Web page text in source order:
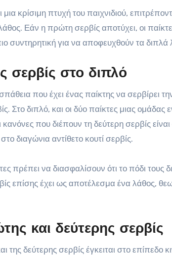
μια κρίσιμη πτυχή του παιχνιδιού,
Εάν η πρώτη σερβίς αποτύχει, οι
συντηρητική για να αποφευχθούν τα διπλά
σερβίς στο διπλό
που έχει ένας παίκτης να σερβίρει
Στο διπλό, και οι δύο παίκτες μιας ομάδας
που διέπουν τη δεύτερη σερβίς είναι
διαγώνια αντίθετο κουτί σερβίς.
πρέπει να διασφαλίσουν ότι το πόδι τους
επίσης έχει ως αποτέλεσμα ένα λάθος,
και δεύτερης σερβίς
της δεύτερης σερβίς έγκειται στο επίπεδο